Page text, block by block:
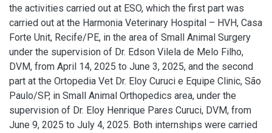
the activities carried out at ESO, which the first part was
carried out at the Harmonia Veterinary Hospital – HVH, Casa
Forte Unit, Recife/PE, in the area of Small Animal Surgery
under the supervision of Dr. Edson Vilela de Melo Filho,
DVM, from April 14, 2025 to June 3, 2025, and the second
part at the Ortopedia Vet Dr. Eloy Curuci e Equipe Clinic, São
Paulo/SP, in Small Animal Orthopedics area, under the
supervision of Dr. Eloy Henrique Pares Curuci, DVM, from
June 9, 2025 to July 4, 2025. Both internships were carried